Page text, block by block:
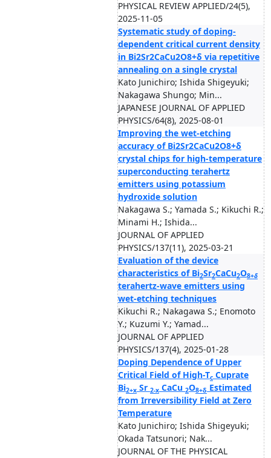
PHYSICAL REVIEW APPLIED/24(5),
2025-11-05
Systematic study of doping-
dependent critical current density
in Bi2Sr2CaCu2O8+δ via repetitive
annealing on a single crystal
Kato Junichiro; Ishida Shigeyuki;
Nakagawa Shungo; Min...
JAPANESE JOURNAL OF APPLIED
PHYSICS/64(8), 2025-08-01
Improving the wet-etching
accuracy of Bi2Sr2CaCu2O8+δ
crystal chips for high-temperature
superconducting terahertz
emitters using potassium
hydroxide solution
Nakagawa S.; Yamada S.; Kikuchi R.;
Minami H.; Ishida...
JOURNAL OF APPLIED
PHYSICS/137(11), 2025-03-21
Evaluation of the device
characteristics of Bi2Sr2CaCu2O8+δ
terahertz-wave emitters using
wet-etching techniques
Kikuchi R.; Nakagawa S.; Enomoto
Y.; Kuzumi Y.; Yamad...
JOURNAL OF APPLIED
PHYSICS/137(4), 2025-01-28
Doping Dependence of Upper
Critical Field of High-Tc Cuprate
Bi2+x Sr 2-x CaCu 2O8+δ Estimated
from Irreversibility Field at Zero
Temperature
Kato Junichiro; Ishida Shigeyuki;
Okada Tatsunori; Nak...
JOURNAL OF THE PHYSICAL